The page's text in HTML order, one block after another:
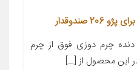
چرم دوزی فوق از چرم
این محصول از […]